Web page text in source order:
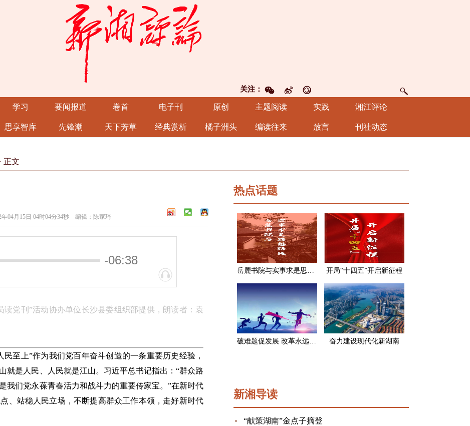
关注：
学习 要闻报道 卷首 电子刊 原创 主题阅读 实践 湘江评论
思享智库 先锋潮 天下芳草 经典赏析 橘子洲头 编读往来 放言 刊社动态
正文
04月15日 04时04分34秒 编辑：陈家琦
-06:38
读党刊”活动协办单位长沙县委组织部提供，朗读者：袁
至上”作为我们党百年奋斗创造的一条重要历史经验，
就是人民、人民就是江山。习近平总书记指出：“群众路
我们党永葆青春活力和战斗力的重要传家宝。”在新时代
、站稳人民立场，不断提高群众工作本领，走好新时代
热点话题
岳麓书院与实事求是思想路线 开局“十四五”开启新征程
破难题促发展 改革永远在路上 奋力建设现代化新湖南
新湘导读
“献策湖南”金点子摘登